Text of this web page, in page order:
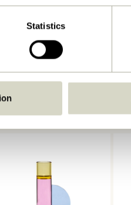
Statistics